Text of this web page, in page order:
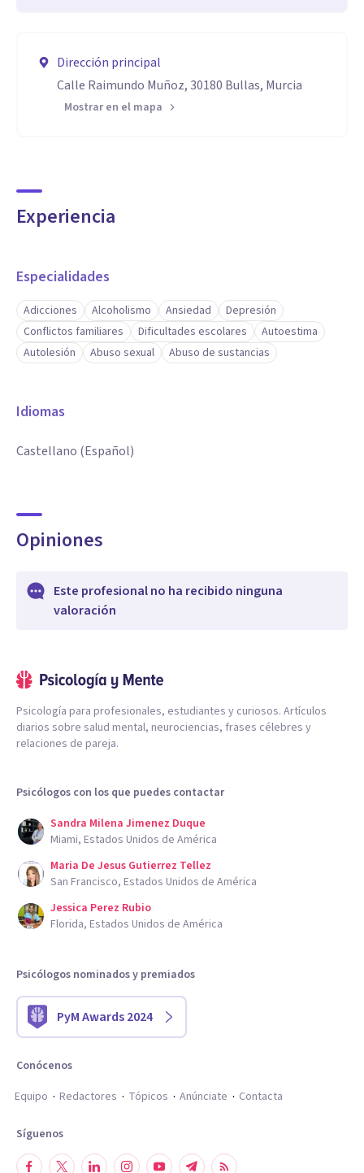
Dirección principal
Calle Raimundo Muñoz, 30180 Bullas, Murcia
Mostrar en el mapa
Experiencia
Especialidades
Adicciones Alcoholismo Ansiedad
Depresión
Conflictos familiares
Dificultades escolares
Autoestima
Autolesión
Abuso sexual Abuso de sustancias
Idiomas
Castellano (Español)
Opiniones
Este profesional no ha recibido ninguna
valoración
Psicología para profesionales, estudiantes y curiosos. Artículos
diarios sobre salud mental, neurociencias, frases célebres y
relaciones de pareja.
Psicólogos con los que puedes contactar
Sandra Milena Jimenez Duque
Miami, Estados Unidos de América
Maria De Jesus Gutierrez Tellez
San Francisco, Estados Unidos de América
Jessica Perez Rubio
Florida, Estados Unidos de América
Psicólogos nominados y premiados
PyM Awards 2024
Conócenos
Equipo
Redactores Tópicos Anúnciate Contacta
Síguenos